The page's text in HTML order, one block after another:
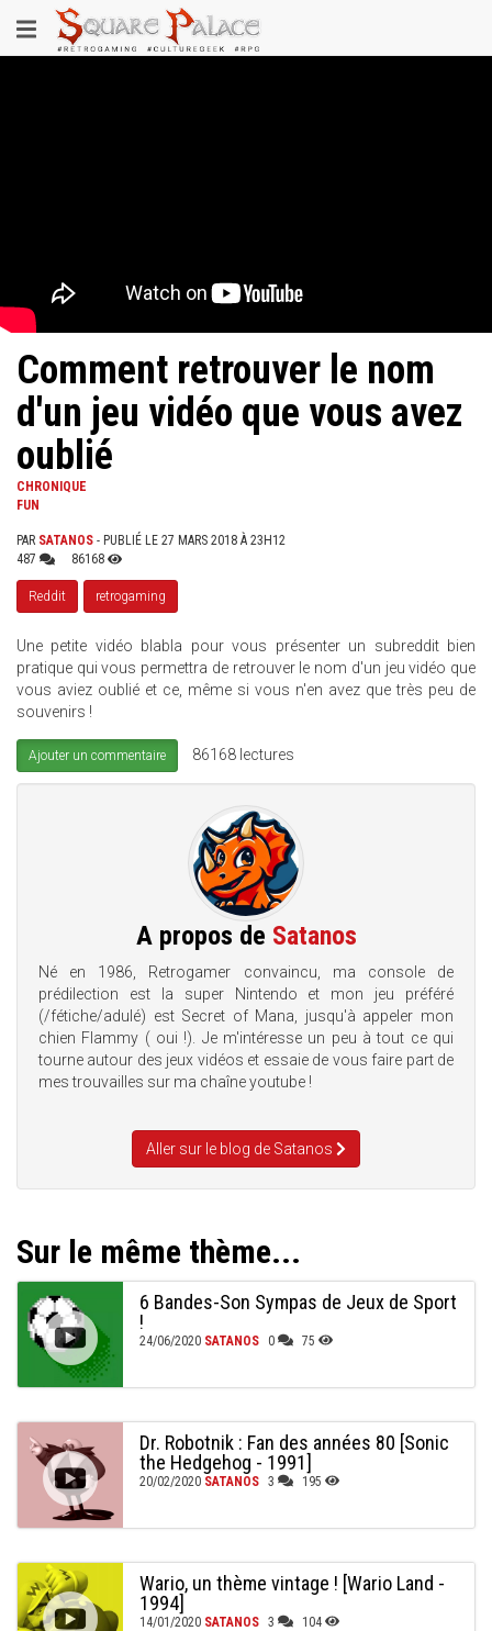
au
contenu
Toggle
navigation
Comment retrouver le nom
d'un jeu vidéo que vous avez
oublié
CHRONIQUE
FUN
PAR SATANOS - PUBLIÉ LE 27 MARS 2018 À 23H12
487
86168
Reddit retrogaming
Une petite vidéo blabla pour vous présenter un subreddit bien
pratique qui vous permettra de retrouver le nom d'un jeu vidéo que
vous aviez oublié et ce, même si vous n'en avez que très peu de
souvenirs !
Ajouter un commentaire 86168 lectures
A propos de Satanos
Né en 1986, Retrogamer convaincu, ma console de
prédilection est la super Nintendo et mon jeu préféré
(/fétiche/adulé) est Secret of Mana, jusqu'à appeler mon
chien Flammy ( oui !). Je m'intéresse un peu à tout ce qui
tourne autour des jeux vidéos et essaie de vous faire part de
mes trouvailles sur ma chaîne youtube !
Aller sur le blog de Satanos
Sur le même thème...
6 Bandes-Son Sympas de Jeux de Sport
!
24/06/2020 SATANOS 0 75
Dr. Robotnik : Fan des années 80 [Sonic
the Hedgehog - 1991]
20/02/2020 SATANOS 3 195
Wario, un thème vintage ! [Wario Land -
1994]
14/01/2020 SATANOS 3 104